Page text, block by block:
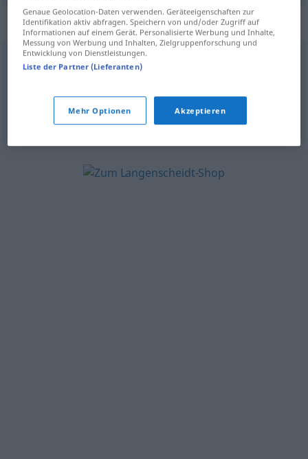
Synonyme für "intensivieren"
vertiefen,stärken,verstärken
© OpenThesaurus.de
Genaue Geolocation-Daten verwenden. Geräteeigenschaften zur
Identifikation aktiv abfragen. Speichern von und/oder Zugriff auf
Informationen auf einem Gerät. Personalisierte Werbung und Inhalte,
Messung von Werbung und Inhalten, Zielgruppenforschung und
Entwicklung von Dienstleistungen.
Liste der Partner (Lieferanten)
Mehr Optionen Akzeptieren